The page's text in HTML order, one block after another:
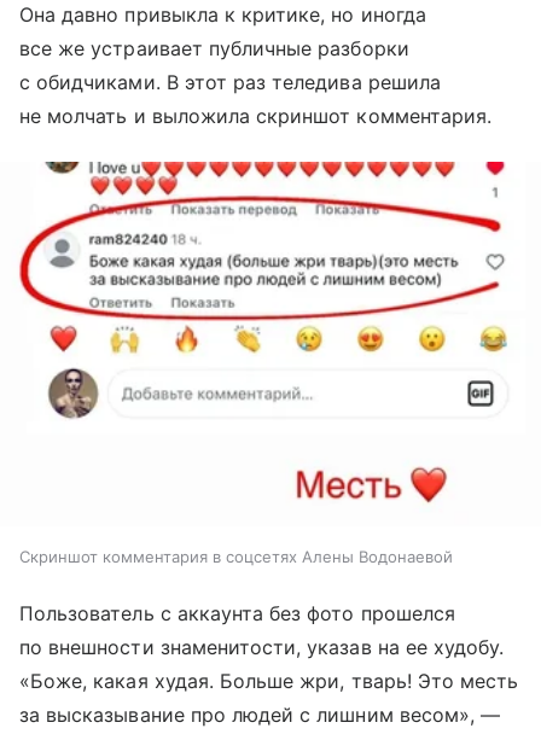
Она давно привыкла к критике, но иногда
все же устраивает публичные разборки
с обидчиками. В этот раз теледива решила
не молчать и выложила скриншот комментария.
Скриншот комментария в соцсетях Алены Водонаевой
Пользователь с аккаунта без фото прошелся
по внешности знаменитости, указав на ее худобу.
«Боже, какая худая. Больше жри, тварь! Это месть
за высказывание про людей с лишним весом», —